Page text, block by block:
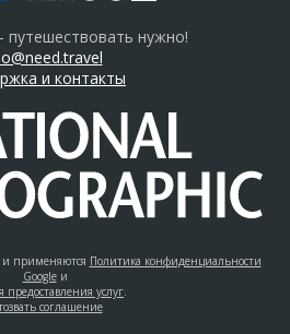
путешествовать нужно!
и контакты
и применяются Политика конфиденциальности
Googleи
предоставления услуг.
соглашение